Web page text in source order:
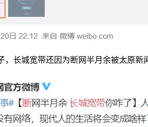
，长城宽带还因为断网半月余被太原新